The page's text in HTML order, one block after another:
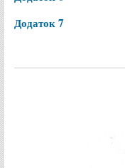
Додаток 7